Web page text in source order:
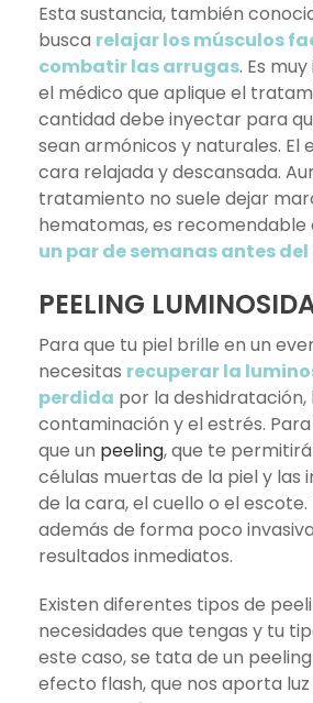
Esta sustancia, también
busca relajar los músculos
combatir las arrugas. Es
el médico que aplique el
cantidad debe inyectar para
sean armónicos y naturales. El
cara relajada y descansada.​
tratamiento no suele dejar
hematomas, es recomendable
un par de semanas antes
PEELING
Para que tu piel brille en un
necesitas recuperar la
perdida por la deshidratación,
contaminación y el estrés.
que un peeling, que te
células muertas de la piel y las
de la cara, el cuello o el escote.
además de forma poco
resultados inmediatos.
Existen diferentes tipos de
necesidades que tengas y tu
este caso, se tata de un
efecto flash, que nos aporta luz